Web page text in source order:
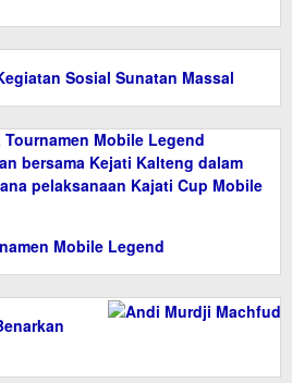
Sosial Sunatan Massal
Mobile Legend